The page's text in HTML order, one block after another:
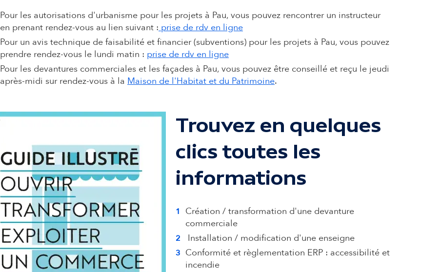
Pour les autorisations d'urbanisme pour les projets à Pau, vous pouvez rencontrer un instructeur
en prenant rendez-vous au lien suivant :prise de rdv en ligne
Pour un avis technique de faisabilité et financier (subventions) pour les projets à Pau, vous pouvez
prendre rendez-vous le lundi matin : prise de rdv en ligne
Pour les devantures commerciales et les façades à Pau, vous pouvez être conseillé et reçu le jeudi
après-midi sur rendez-vous à la Maison de l'Habitat et du Patrimoine.
Trouvez en quelques
clics toutes les
informations
Création / transformation d'une devanture
commerciale
Installation / modification d'une enseigne
Conformité et règlementation ERP : accessibilité et
incendie